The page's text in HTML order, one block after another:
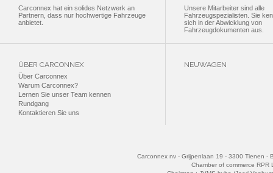
Carconnex hat ein solides Netzwerk an
Partnern, dass nur hochwertige Fahrzeuge
anbietet.
Unsere Mitarbeiter sind alle
Fahrzeugspezialisten. Sie
sich in der Abwicklung von
Fahrzeugdokumenten aus.
ÜBER CARCONNEX
Über Carconnex
Warum Carconnex?
Lernen Sie unser Team kennen
Rundgang
Kontaktieren Sie uns
NEUWAGEN
Carconnex nv - Grijpenlaan 19 - 3300 Tienen -
Chamber of commerce RPR